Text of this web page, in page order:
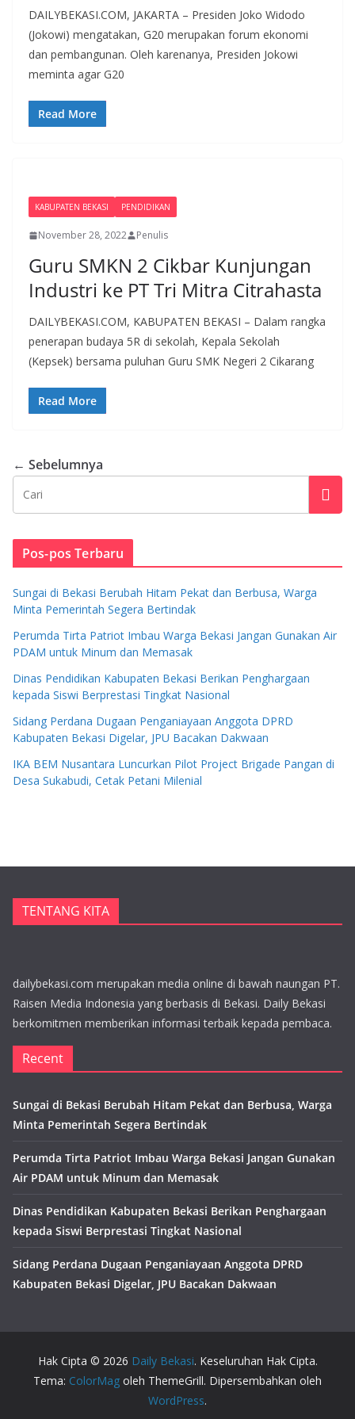
DAILYBEKASI.COM, JAKARTA – Presiden Joko Widodo
(Jokowi) mengatakan, G20 merupakan forum ekonomi
dan pembangunan. Oleh karenanya, Presiden Jokowi
meminta agar G20
Read More
KABUPATEN BEKASI PENDIDIKAN
November 28, 2022 Penulis
Guru SMKN 2 Cikbar Kunjungan
Industri ke PT Tri Mitra Citrahasta
DAILYBEKASI.COM, KABUPATEN BEKASI – Dalam rangka
penerapan budaya 5R di sekolah, Kepala Sekolah
(Kepsek) bersama puluhan Guru SMK Negeri 2 Cikarang
Read More
← Sebelumnya
Pos-pos Terbaru
Sungai di Bekasi Berubah Hitam Pekat dan Berbusa, Warga
Minta Pemerintah Segera Bertindak
Perumda Tirta Patriot Imbau Warga Bekasi Jangan Gunakan Air
PDAM untuk Minum dan Memasak
Dinas Pendidikan Kabupaten Bekasi Berikan Penghargaan
kepada Siswi Berprestasi Tingkat Nasional
Sidang Perdana Dugaan Penganiayaan Anggota DPRD
Kabupaten Bekasi Digelar, JPU Bacakan Dakwaan
IKA BEM Nusantara Luncurkan Pilot Project Brigade Pangan di
Desa Sukabudi, Cetak Petani Milenial
TENTANG KITA
dailybekasi.com merupakan media online di bawah naungan PT.
Raisen Media Indonesia yang berbasis di Bekasi. Daily Bekasi
berkomitmen memberikan informasi terbaik kepada pembaca.
Recent
Sungai di Bekasi Berubah Hitam Pekat dan Berbusa, Warga
Minta Pemerintah Segera Bertindak
Perumda Tirta Patriot Imbau Warga Bekasi Jangan Gunakan
Air PDAM untuk Minum dan Memasak
Dinas Pendidikan Kabupaten Bekasi Berikan Penghargaan
kepada Siswi Berprestasi Tingkat Nasional
Sidang Perdana Dugaan Penganiayaan Anggota DPRD
Kabupaten Bekasi Digelar, JPU Bacakan Dakwaan
Hak Cipta © 2026 Daily Bekasi. Keseluruhan Hak Cipta.
Tema: ColorMag oleh ThemeGrill. Dipersembahkan oleh
WordPress.